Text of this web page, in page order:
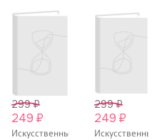
299 ₽
249 ₽
Искусственный
299 ₽
249 ₽
Искусственный